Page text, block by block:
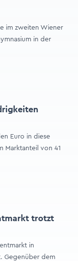
im zweiten Wiener
in der
Euro in diese
Marktanteil von 41
trotzt
in
Gegenüber dem